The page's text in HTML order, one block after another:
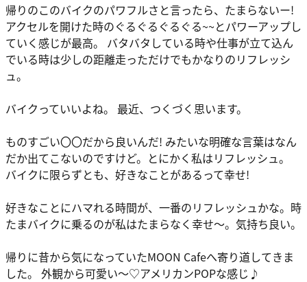
帰りのこのバイクのパワフルさと言ったら、たまらないー!
アクセルを開けた時のぐるぐるぐるぐる~~とパワーアップし
ていく感じが最高。 バタバタしている時や仕事が立て込ん
でいる時は少しの距離走っただけでもかなりのリフレッシ
ュ。
バイクっていいよね。 最近、つくづく思います。
ものすごい〇〇だから良いんだ! みたいな明確な言葉はなん
だか出てこないのですけど。とにかく私はリフレッシュ。
バイクに限らずとも、好きなことがあるって幸せ!
好きなことにハマれる時間が、一番のリフレッシュかな。時
たまバイクに乗るのが私はたまらなく幸せ～。気持ち良い。
帰りに昔から気になっていたMOON Cafeへ寄り道してきま
した。 外観から可愛い～♡アメリカンPOPな感じ♪